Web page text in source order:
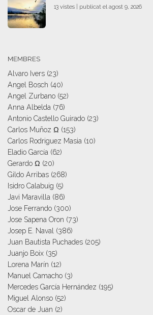
13 vistes | publicat el agost 9, 2026
MEMBRES
Alvaro Ivers (23)
Angel Bosch (40)
Angel Zurbano (52)
Anna Albelda (76)
Antonio Castello Guirado (23)
Carlos Muñoz Ω (153)
Carlos Rodriguez Masia (10)
Eladio García (62)
Gerardo Ω (20)
Gildo Arribas (268)
Isidro Calabuig (5)
Javi Maravilla (86)
Jose Ferrando (300)
Jose Sapena Oron (73)
Josep E. Naval
(386)
Juan Bautista Puchades (205)
Juanjo Boix (35)
Lorena Marín (12)
Manuel Camacho (3)
Mercedes García Hernández (195)
Miguel Alonso (52)
Oscar de Juan (2)